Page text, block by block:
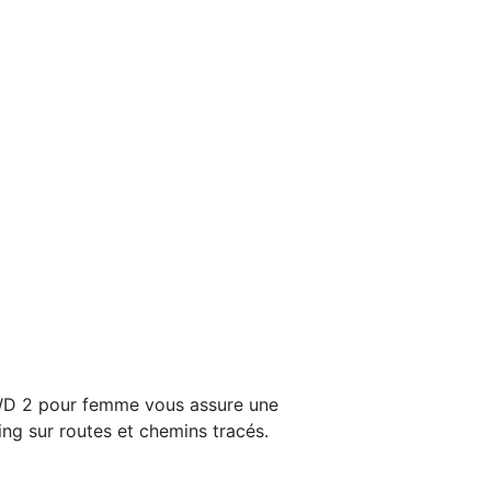
2 pour femme vous assure une
sur routes et chemins tracés.